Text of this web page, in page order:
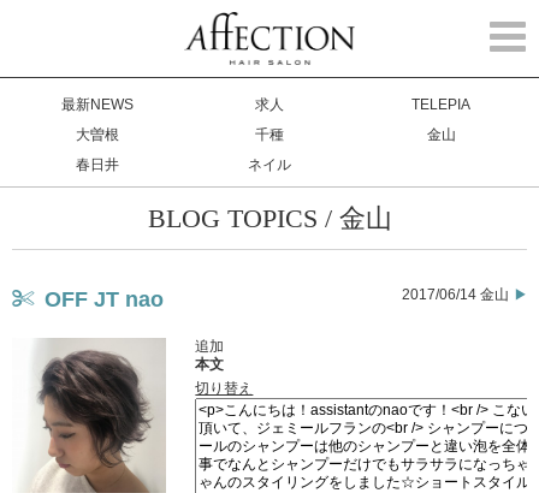
最新NEWS 求人
TELEPIA
大曽根
千種
金山
春日井
ネイル
BLOG TOPICS / 金山
OFF JT nao 2017/06/14 金山
追加
本文
切り替え